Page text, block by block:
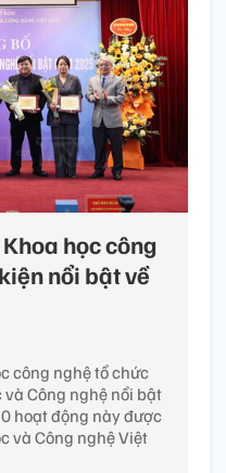
học công
nổi bật về
công nghệ tổ chức
và Công nghệ nổi bật
hoạt động này được
và Công nghệ Việt